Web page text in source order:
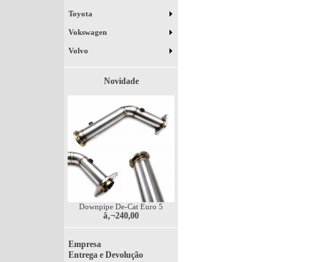
Toyota
Vokswagen
Volvo
Novidade
Downpipe De-Cat Euro 5
â‚¬240,00
Empresa
Entrega e Devolução